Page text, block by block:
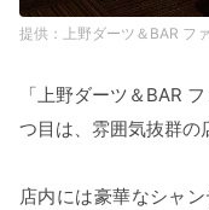
上野ダーツ＆BAR フ
「上野ダーツ＆BAR
つ目は、雰囲気抜群の
店内には豪華なシャ